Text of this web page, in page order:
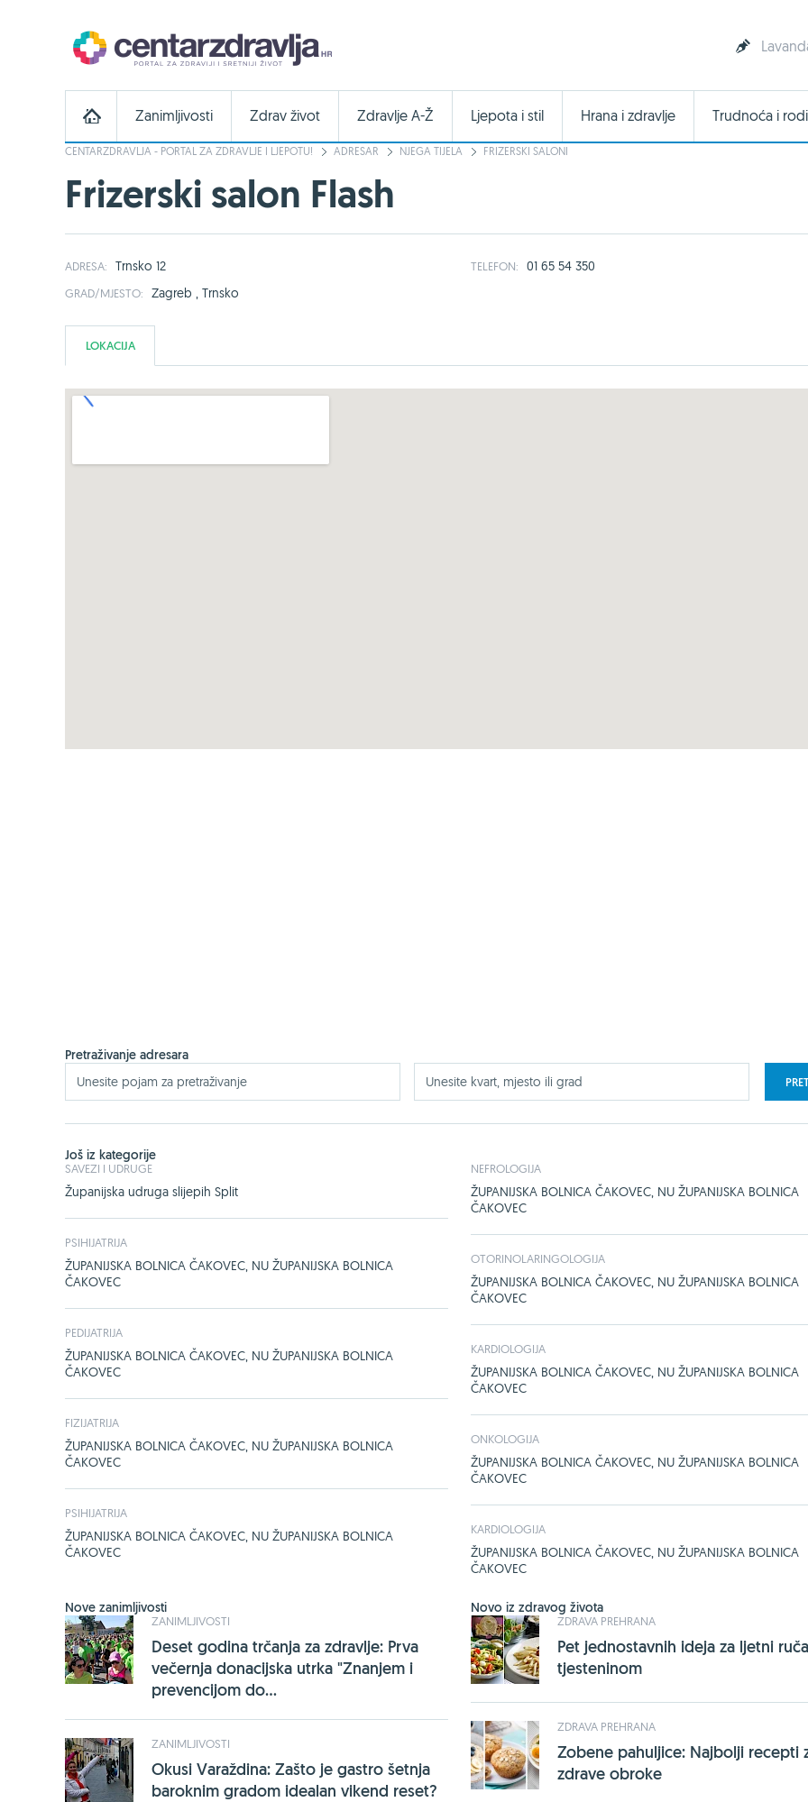
Zanimljivosti Zdrav život Zdravlje A-Ž Ljepota i stil Hrana i zdravlje Trudnoća i
CENTARZDRAVLJA - PORTAL ZA ZDRAVLJE I LJEPOTU! ADRESAR NJEGA TIJELA FRIZERSKI SALONI
Frizerski salon Flash
ADRESA: Trnsko 12
GRAD/MJESTO: Zagreb , Trnsko
TELEFON: 01 65 54 350
LOKACIJA
Pretraživanje adresara
Još iz kategorije
SAVEZI I UDRUGE
Županijska udruga slijepih Split
PSIHIJATRIJA
ŽUPANIJSKA BOLNICA ČAKOVEC, NU ŽUPANIJSKA BOLNICA
ČAKOVEC
PEDIJATRIJA
ŽUPANIJSKA BOLNICA ČAKOVEC, NU ŽUPANIJSKA BOLNICA
ČAKOVEC
FIZIJATRIJA
ŽUPANIJSKA BOLNICA ČAKOVEC, NU ŽUPANIJSKA BOLNICA
ČAKOVEC
PSIHIJATRIJA
ŽUPANIJSKA BOLNICA ČAKOVEC, NU ŽUPANIJSKA BOLNICA
ČAKOVEC
NEFROLOGIJA
ŽUPANIJSKA BOLNICA ČAKOVEC, NU ŽUPANIJSKA BOLNICA
ČAKOVEC
OTORINOLARINGOLOGIJA
ŽUPANIJSKA BOLNICA ČAKOVEC, NU ŽUPANIJSKA BOLNICA
ČAKOVEC
KARDIOLOGIJA
ŽUPANIJSKA BOLNICA ČAKOVEC, NU ŽUPANIJSKA BOLNICA
ČAKOVEC
ONKOLOGIJA
ŽUPANIJSKA BOLNICA ČAKOVEC, NU ŽUPANIJSKA BOLNICA
ČAKOVEC
KARDIOLOGIJA
ŽUPANIJSKA BOLNICA ČAKOVEC, NU ŽUPANIJSKA BOLNICA
ČAKOVEC
Nove zanimljivosti
ZANIMLJIVOSTI
Deset godina trčanja za zdravlje: Prva
večernja donacijska utrka "Znanjem i
prevencijom do...
ZANIMLJIVOSTI
Okusi Varaždina: Zašto je gastro šetnja
baroknim gradom idealan vikend reset?
Novo iz zdravog života
ZDRAVA PREHRANA
Pet jednostavnih ideja za ljetni
tjesteninom
ZDRAVA PREHRANA
Zobene pahuljice: Najbolji recepti
zdrave obroke